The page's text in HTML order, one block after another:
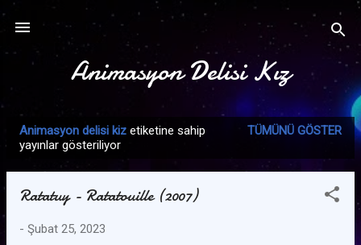
Ana içeriğe atla
Animasyon Delisi Kız
Animasyon delisi kiz etiketine sahip
yayınlar gösteriliyor
TÜMÜNÜ GÖSTER
Ratatuy - Ratatouille (2007)
- Şubat 25, 2023